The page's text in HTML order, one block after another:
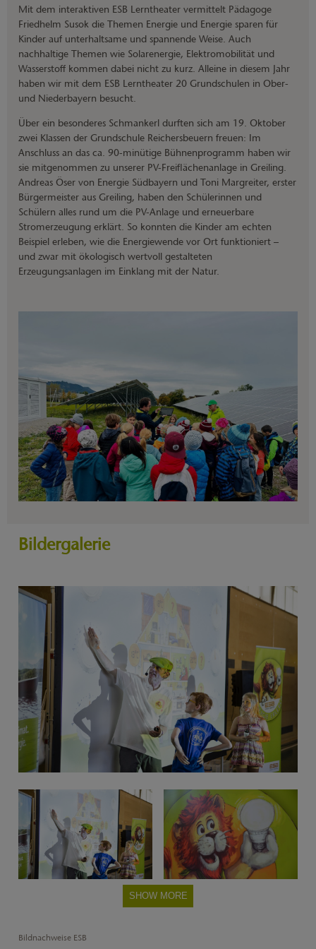
Mit dem interaktiven ESB Lerntheater vermittelt Pädagoge
Friedhelm Susok die Themen Energie und Energie sparen für
Kinder auf unterhaltsame und spannende Weise. Auch
nachhaltige Themen wie Solarenergie, Elektromobilität und
Wasserstoff kommen dabei nicht zu kurz. Alleine in diesem Jahr
haben wir mit dem ESB Lerntheater 20 Grundschulen in Ober-
und Niederbayern besucht.
Über ein besonderes Schmankerl durften sich am 19. Oktober
zwei Klassen der Grundschule Reichersbeuern freuen: Im
Anschluss an das ca. 90-minütige Bühnenprogramm haben wir
sie mitgenommen zu unserer PV-Freiflächenanlage in Greiling.
Andreas Öser von Energie Südbayern und Toni Margreiter, erster
Bürgermeister aus Greiling, haben den Schülerinnen und
Schülern alles rund um die PV-Anlage und erneuerbare
Stromerzeugung erklärt. So konnten die Kinder am echten
Beispiel erleben, wie die Energiewende vor Ort funktioniert –
und zwar mit ökologisch wertvoll gestalteten
Erzeugungsanlagen im Einklang mit der Natur.
Bildergalerie
SHOW MORE
Bildnachweise ESB